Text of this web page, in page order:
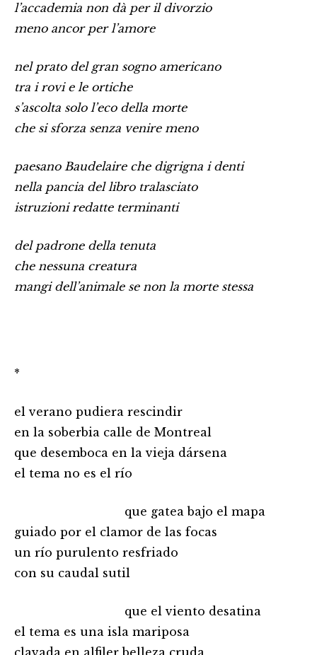
l’accademia non dà per il divorzio
meno ancor per l’amore
nel prato del gran sogno americano
tra i rovi e le ortiche
s’ascolta solo l’eco della morte
che si sforza senza venire meno
paesano Baudelaire che digrigna i denti
nella pancia del libro tralasciato
istruzioni redatte terminanti
del padrone della tenuta
che nessuna creatura
mangi dell’animale se non la morte stessa
*
el verano pudiera rescindir
en la soberbia calle de Montreal
que desemboca en la vieja dársena
el tema no es el río
que gatea bajo el mapa
guiado por el clamor de las focas
un río purulento resfriado
con su caudal sutil
que el viento desatina
el tema es una isla mariposa